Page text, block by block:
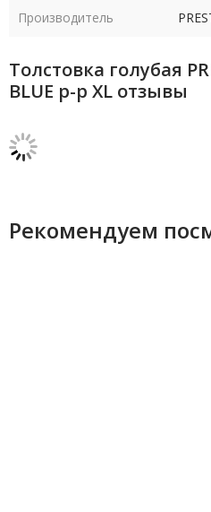
Производитель
Толстовка голубая
BLUE р-р XL отзывы
Рекомендуем